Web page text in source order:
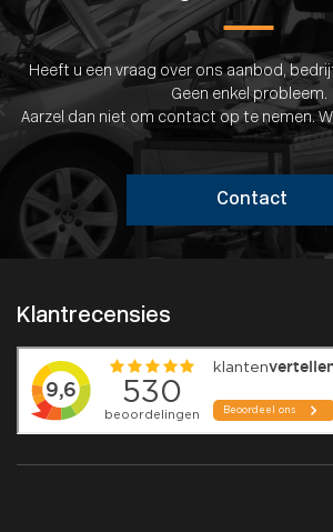
Heeft u een vraag over ons aanbod,
Geen enkel probleem.
Aarzel dan niet om contact op te nemen.
Contact
Klantrecensies